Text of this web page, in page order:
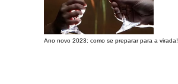
Ano novo 2023: como se preparar para a virada!